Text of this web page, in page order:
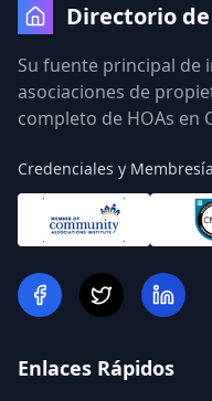
Directorio
Su fuente principal de
asociaciones de
completo de HOAs en
Credenciales y
Enlaces Rápidos